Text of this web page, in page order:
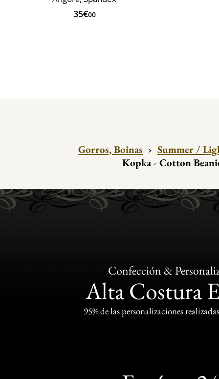
35€00
Gorros, Boinas › Summer /
Kopka - Cotton
Confección &
Alta Costura
95% de las personalizaciones